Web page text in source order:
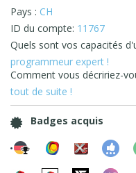
Pays : CH
ID du compte: 11767
Quels sont vos capacités
programmeur expert !
Comment vous décririez-
tout de suite !
Badges acquis